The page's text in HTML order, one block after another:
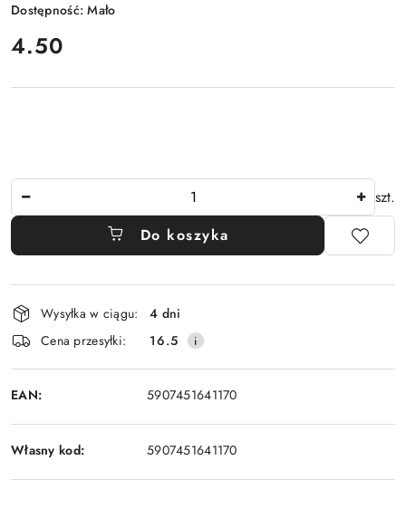
Dostępność:Mało
cena:
4.50
szt.
Do koszyka
Dostępność
i
dostawa
Wysyłka w ciągu:
4 dni
Cena przesyłki:
16.5
EAN: 5907451641170
Własny kod: 5907451641170